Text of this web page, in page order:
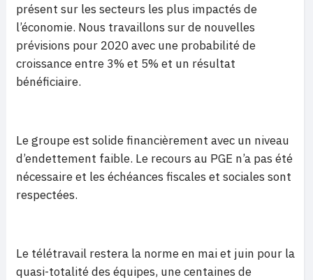
présent sur les secteurs les plus impactés de
l’économie. Nous travaillons sur de nouvelles
prévisions pour 2020 avec une probabilité de
croissance entre 3% et 5% et un résultat
bénéficiaire.
Le groupe est solide financièrement avec un niveau
d’endettement faible. Le recours au PGE n’a pas été
nécessaire et les échéances fiscales et sociales sont
respectées.
Le télétravail restera la norme en mai et juin pour la
quasi-totalité des équipes, une centaines de